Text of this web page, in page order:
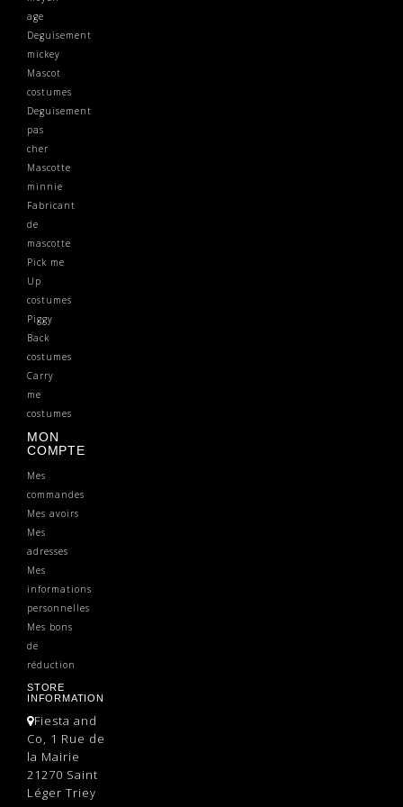
age
Deguisement
mickey
Mascot
costumes
Deguisement
pas
cher
Mascotte
minnie
Fabricant
de
mascotte
Pick me
Up
costumes
Piggy
Back
costumes
Carry
me
costumes
MON
COMPTE
Mes
commandes
Mes avoirs
Mes
adresses
Mes
informations
personnelles
Mes bons
de
réduction
STORE
INFORMATION
Fiesta and
Co, 1 Rue de
la Mairie
21270 Saint
Léger Triey